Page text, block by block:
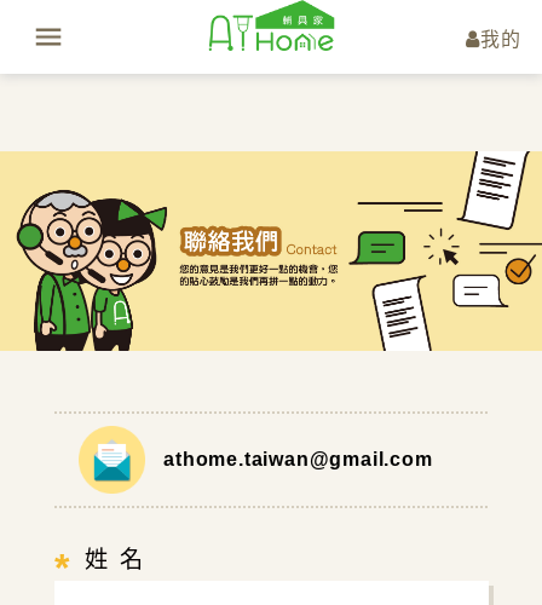
我的
athome.taiwan@gmail.com
* 姓 名